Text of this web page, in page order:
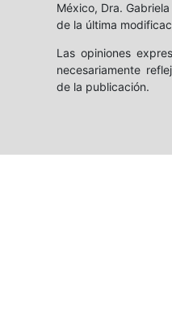
México, Dra.
de la última
Las opiniones
necesariamente
de la publicación.